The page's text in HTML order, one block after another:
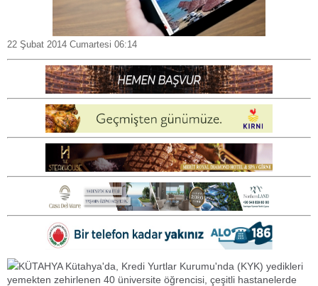
22 Şubat 2014 Cumartesi 06:14
KÜTAHYA Kütahya'da, Kredi Yurtlar Kurumu'nda (KYK) yedikleri
yemekten zehirlenen 40 üniversite öğrencisi, çeşitli hastanelerde